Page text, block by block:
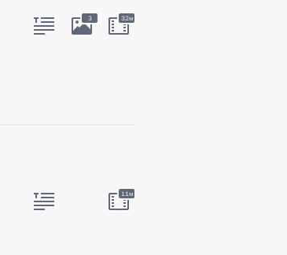
3 32м
11м